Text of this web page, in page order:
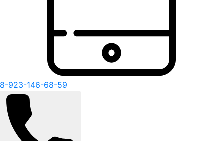
8-923-146-68-59